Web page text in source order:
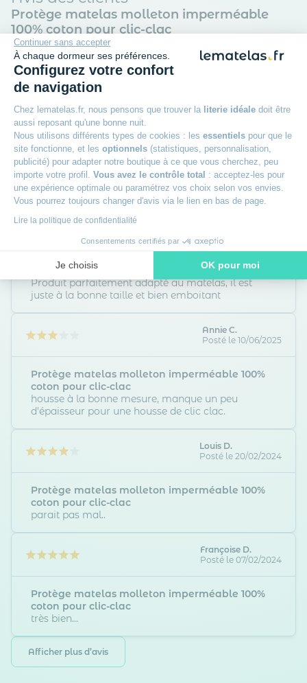
Continuer sans accepter
À chaque dormeur ses préférences.
Configurez votre confort
de navigation
Chez lematelas.fr, nous pensons que trouver la literie idéale doit être
aussi reposant qu'une bonne nuit.
Nous utilisons différents types de cookies : les essentiels pour que le
site fonctionne, et les optionnels (statistiques, personnalisation,
publicité) pour adapter notre boutique à ce que vous cherchez, peu
importe votre profil. Vous avez le contrôle total : acceptez-les pour
une expérience optimale ou paramétrez vos choix selon vos envies.
Vous pourrez toujours changer d'avis via le lien en bas de page.
Lire la politique de confidentialité
Consentements certifiés par
Je choisis OK pour moi
Axeptio consent
Plateforme de Gestion du Consentement : Personnalisez vos
Notre plateforme vous permet d'adapter et de gérer vos
Protège matelas molleton imperméable
100% coton pour clic-clac
4,50/5
Posté le 20/02/2026
Protège matelas molleton imperméable 100%
coton pour clic-clac
Idéal pour protéger le matelas de mon clic clac et
augmenter sa longévité
coton pour clic-clac
Produit parfaitement adapté au matelas, il est
juste à la bonne taille et bien emboitant
Annie C.
Posté le 10/06/2025
Protège matelas molleton imperméable 100%
coton pour clic-clac
housse à la bonne mesure, manque un peu
d'épaisseur pour une housse de clic clac.
Louis D.
Posté le 20/02/2024
Protège matelas molleton imperméable 100%
coton pour clic-clac
parait pas mal..
Françoise D.
Posté le 07/02/2024
Protège matelas molleton imperméable 100%
coton pour clic-clac
très bien...